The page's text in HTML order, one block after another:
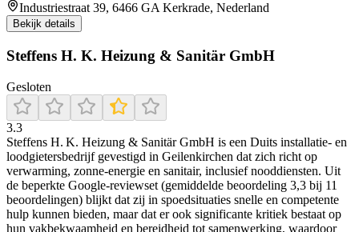
Industriestraat 39, 6466 GA Kerkrade, Nederland
Bekijk details
Steffens H. K. Heizung & Sanitär GmbH
Gesloten
3.3
Steffens H. K. Heizung & Sanitär GmbH is een Duits installatie- en
loodgietersbedrijf gevestigd in Geilenkirchen dat zich richt op
verwarming, zonne-energie en sanitair, inclusief nooddiensten. Uit
de beperkte Google-reviewset (gemiddelde beoordeling 3,3 bij 11
beoordelingen) blijkt dat zij in spoedsituaties snelle en competente
hulp kunnen bieden, maar dat er ook significante kritiek bestaat op
hun vakbekwaamheid en bereidheid tot samenwerking, waardoor